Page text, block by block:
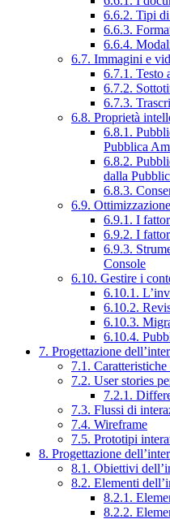
6.6.2. Tipi
6.6.3.
6.6.4.
6.7. Immagini e
6.7.1. Testo
6.7.2.
6.7.3.
6.8. Proprietà
6.8.1.
Pubblica
6.8.2.
dalla
6.8.3.
6.9.
6.9.1. I
6.9.2. I
6.9.3.
Console
6.10. Gestire i
6.10.1.
6.10.2.
6.10.3.
6.10.4.
7. Progettazione
7.1.
7.2. User stories
7.2.1.
7.3. Flussi di
7.4. Wireframe
7.5. Prototipi
8. Progettazione
8.1. Obiettivi
8.2. Elementi
8.2.1.
8.2.2.